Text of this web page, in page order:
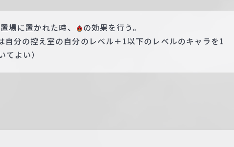
場に置かれた時、
の効果を行う。
自分の控え室の自分のレベル＋1以下のレベルのキャラを1
よい）